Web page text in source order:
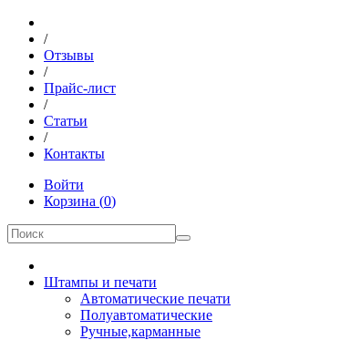
/
Отзывы
/
Прайс-лист
/
Статьи
/
Контакты
Войти
Корзина (0)
Штампы и печати
Автоматические печати
Полуавтоматические
Ручные,карманные